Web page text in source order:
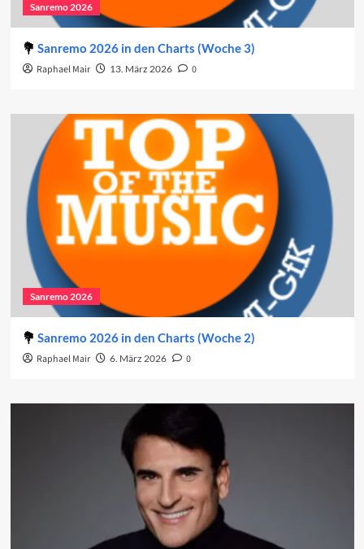
Sanremo 2026
Sanremo 2026 in den Charts (Woche 3)
Raphael Mair 13. März 2026 0
Sanremo 2026
Sanremo 2026 in den Charts (Woche 2)
Raphael Mair 6. März 2026 0